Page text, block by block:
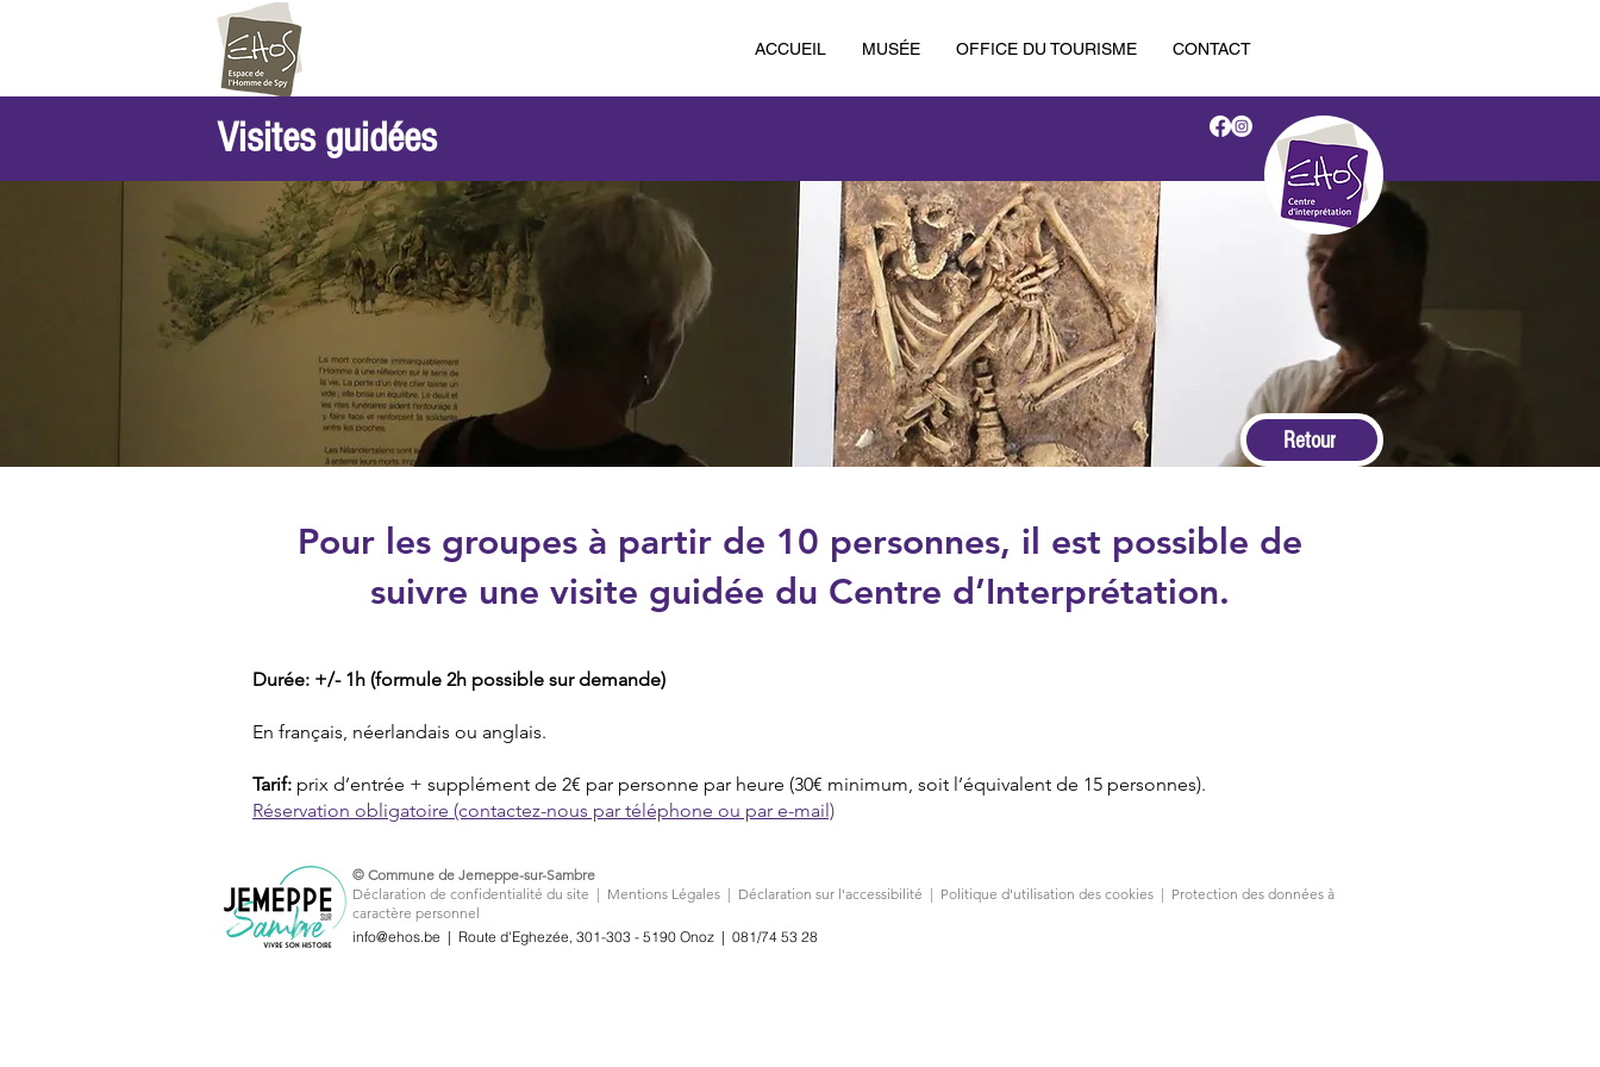
ACCUEIL MUSÉE OFFICE DU TOURISME CONTACT
Visites guidées
Retour
Pour les groupes à partir de 10 personnes, il est possible de
suivre une visite guidée du Centre d’Interprétation.
Durée: +/- 1h (formule 2h possible sur demande)
En français, néerlandais ou anglais.
Tarif: prix d’entrée + supplément de 2€ par personne par heure (30€ minimum, soit l’équivalent de 15 personnes).
Réservation obligatoire (contactez-nous par téléphone ou par e-mail)
© Commune de Jemeppe-sur-Sambre
Déclaration de confidentialité du site | Mentions Légales | Déclaration sur l'accessibilité | Politique d'utilisation des cookies | Protection des données à
caractère personnel
info@ehos.be | Route d'Eghezée, 301-303 - 5190 Onoz | 081/74 53 28